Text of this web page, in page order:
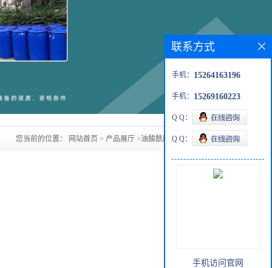
您当前的位置： 网站首页 > 产品展厅 >油酸酰胺301-02-0
联系方式
手机： 15264163196
手机： 15269160223
Q Q：
Q Q：
手机访问官网